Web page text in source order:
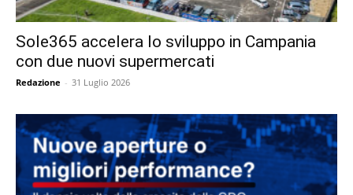
Sole365 accelera lo sviluppo in Campania
con due nuovi supermercati
Redazione - 31 Luglio 2026